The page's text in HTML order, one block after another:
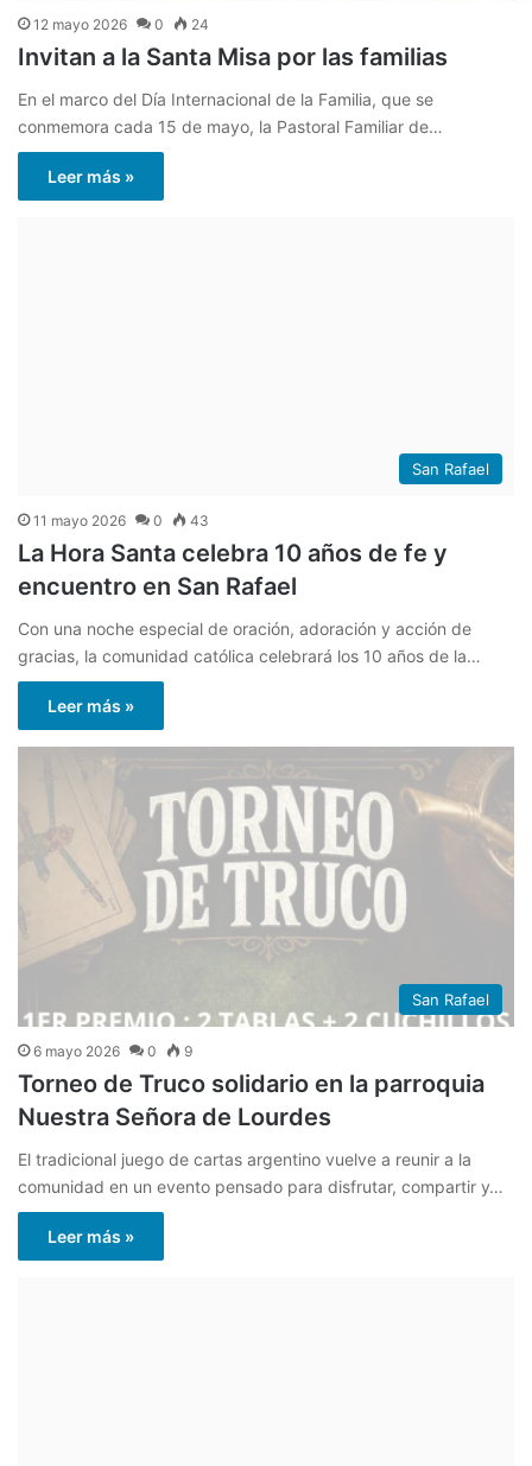
12 mayo 2026 0 24
Invitan a la Santa Misa por las familias
En el marco del Día Internacional de la Familia, que se
conmemora cada 15 de mayo, la Pastoral Familiar de…
Leer más »
San Rafael
11 mayo 2026 0 43
La Hora Santa celebra 10 años de fe y
encuentro en San Rafael
Con una noche especial de oración, adoración y acción de
gracias, la comunidad católica celebrará los 10 años de la…
Leer más »
San Rafael
6 mayo 2026 0 9
Torneo de Truco solidario en la parroquia
Nuestra Señora de Lourdes
El tradicional juego de cartas argentino vuelve a reunir a la
comunidad en un evento pensado para disfrutar, compartir y…
Leer más »